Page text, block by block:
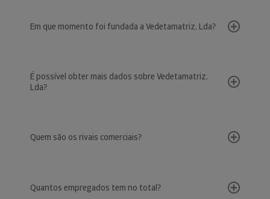
Em que momento foi fundada a Vedetamatriz, Lda?
É possível obter mais dados sobre Vedetamatriz,
Lda?
Quem são os rivais comerciais?
Quantos empregados tem no total?